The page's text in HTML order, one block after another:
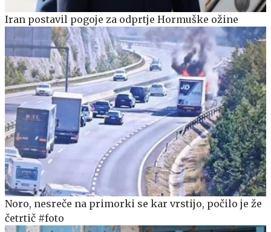
Iran postavil pogoje za odprtje Hormuške ožine
Noro, nesreče na primorki se kar vrstijo, počilo je že
četrtič #foto